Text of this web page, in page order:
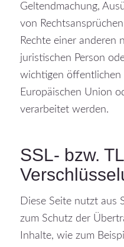
Geltendmachung,
von
Rechte einer anderen
juristischen Person
wichtigen öffentlichen
Europäischen Union
verarbeitet werden.
SSL- bzw.
Diese Seite nutzt aus
zum Schutz der
Inhalte, wie zum